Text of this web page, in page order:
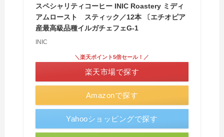
スペシャリティコーヒー INIC Roastery ミディ
アムロースト スティック／12本 〔エチオピア
産最高級品種イルガチェフェG-1
INIC
Amazonで探す
＼楽天ポイント5倍セール！／
楽天市場で探す
Yahooショッピングで探す